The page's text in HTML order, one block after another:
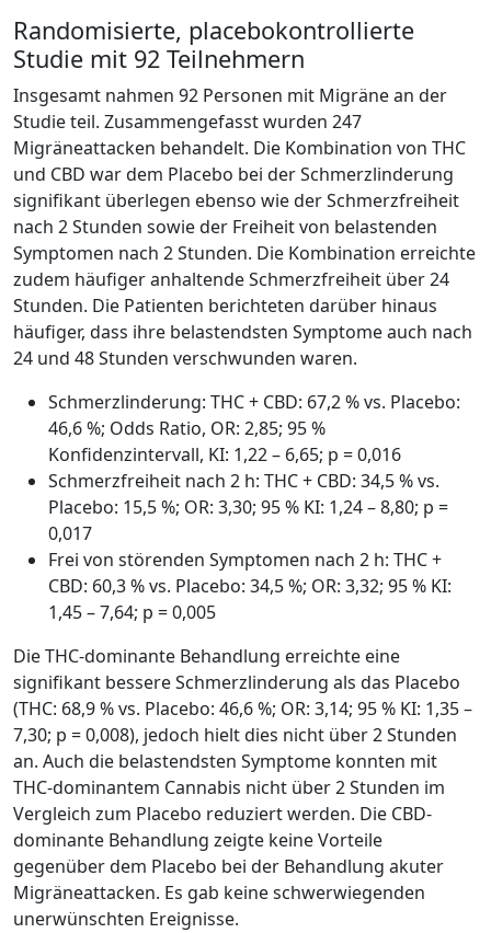
Randomisierte, placebokontrollierte
Studie mit 92 Teilnehmern
Insgesamt nahmen 92 Personen mit Migräne an der
Studie teil. Zusammengefasst wurden 247
Migräneattacken behandelt. Die Kombination von THC
und CBD war dem Placebo bei der Schmerzlinderung
signifikant überlegen ebenso wie der Schmerzfreiheit
nach 2 Stunden sowie der Freiheit von belastenden
Symptomen nach 2 Stunden. Die Kombination erreichte
zudem häufiger anhaltende Schmerzfreiheit über 24
Stunden. Die Patienten berichteten darüber hinaus
häufiger, dass ihre belastendsten Symptome auch nach
24 und 48 Stunden verschwunden waren.
Schmerzlinderung: THC + CBD: 67,2 % vs. Placebo:
46,6 %; Odds Ratio, OR: 2,85; 95 %
Konfidenzintervall, KI: 1,22 – 6,65; p = 0,016
Schmerzfreiheit nach 2 h: THC + CBD: 34,5 % vs.
Placebo: 15,5 %; OR: 3,30; 95 % KI: 1,24 – 8,80; p =
0,017
Frei von störenden Symptomen nach 2 h: THC +
CBD: 60,3 % vs. Placebo: 34,5 %; OR: 3,32; 95 % KI:
1,45 – 7,64; p = 0,005
Die THC-dominante Behandlung erreichte eine
signifikant bessere Schmerzlinderung als das Placebo
(THC: 68,9 % vs. Placebo: 46,6 %; OR: 3,14; 95 % KI: 1,35 –
7,30; p = 0,008), jedoch hielt dies nicht über 2 Stunden
an. Auch die belastendsten Symptome konnten mit
THC-dominantem Cannabis nicht über 2 Stunden im
Vergleich zum Placebo reduziert werden. Die CBD-
dominante Behandlung zeigte keine Vorteile
gegenüber dem Placebo bei der Behandlung akuter
Migräneattacken. Es gab keine schwerwiegenden
unerwünschten Ereignisse.